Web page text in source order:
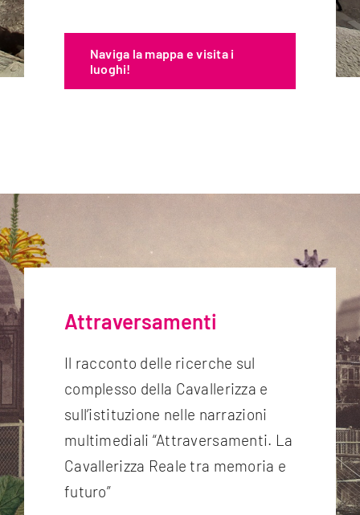
Naviga la mappa e visita i
luoghi!
Attraversamenti
Il racconto delle ricerche sul
complesso della Cavallerizza e
sull’istituzione nelle narrazioni
multimediali “Attraversamenti. La
Cavallerizza Reale tra memoria e
futuro”